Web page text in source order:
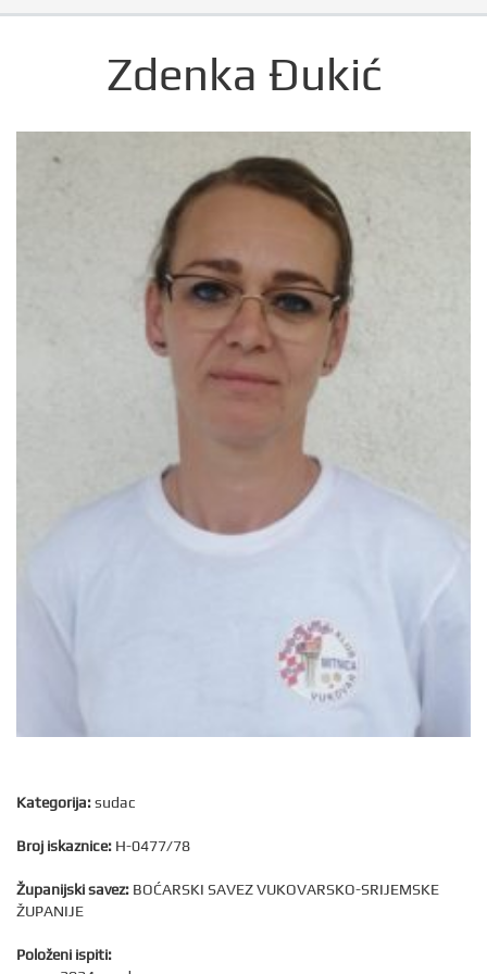
Zdenka Đukić
Kategorija:sudac
Broj iskaznice: H-0477/78
Županijski savez: BOĆARSKI SAVEZ VUKOVARSKO-SRIJEMSKE
ŽUPANIJE
Položeni ispiti: